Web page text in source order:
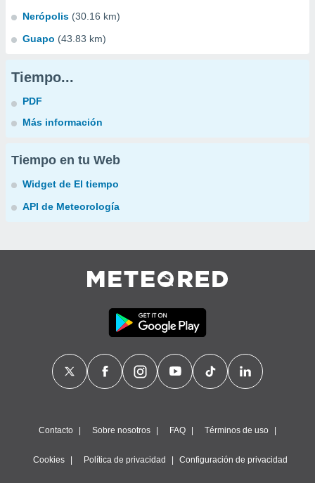
Nerópolis (30.16 km)
Guapo (43.83 km)
Tiempo...
PDF
Más información
Tiempo en tu Web
Widget de El tiempo
API de Meteorología
Contacto Sobre nosotros FAQ Términos de uso
Cookies Política de privacidad Configuración de privacidad